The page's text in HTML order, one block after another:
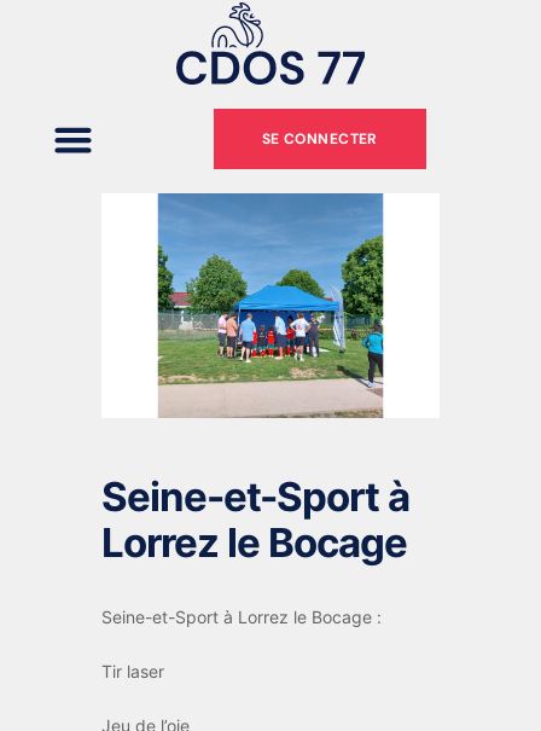
SE CONNECTER
Seine-et-Sport à
Lorrez le Bocage
Seine-et-Sport à Lorrez le Bocage :
Tir laser
Jeu de l’oie